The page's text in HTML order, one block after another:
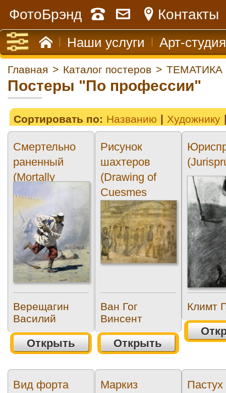
ФотоБрэнд Контакты
Наши услуги Арт-студия
Главная > Каталог постеров > ТЕМАТИКА
Постеры "По профессии"
Сортировать по: Названию Художнику
Смертельно
раненный
(Mortally
wounded)
Верещагин
Василий
Открыть
Рисунок
шахтеров
(Drawing of
Cuesmes
miners)
Ван Гог
Винсент
Открыть
Климт
Вид форта
Маркиз
Пастух